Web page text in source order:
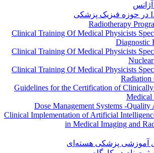
Clinical Training Of Medical Physicists
Clinical Training Of Medical Physicists
Clinical Training Of Medical Physicists
Guidelines for the Certification of
Dose Management Systems -Quality
Clinical Implementation of Artificial
in Medical Imaging and
آموزشی پزشکی هسته‌ای